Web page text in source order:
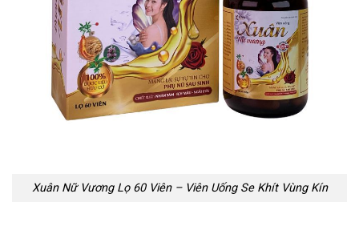
Xuân Nữ Vương Lọ 60 Viên – Viên Uống Se Khít Vùng Kín